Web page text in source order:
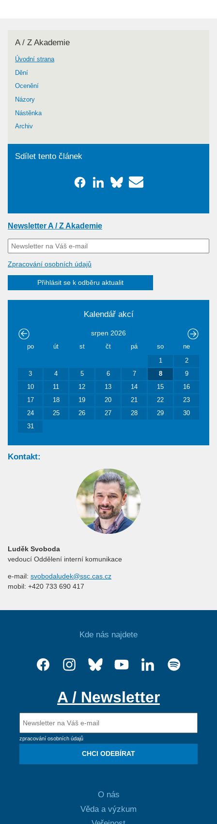
A / Z Akademie
Úvodní strana
Dění
Ocenění
Názory
Nástěnka
Archiv
Sdílet tento článek
Newsletter A / Z Akademie
Zpracování osobních údajů
Přihlásit se k odběru aktualit
Kalendář akcí
srpen 2026
po út st čt pá so ne
1
2
3
4 5 6 7 8
9
10
11 12 13 14 15
16
17
18 19 20 21 22
23
24
25 26 27 28 29
30
31
Kontakt:
Luděk Svoboda
vedoucí Oddělení interní komunikace
e-mail: svobodaludek@ssc.cas.cz
mobil: +420 733 690 417
Kde nás najdete
A / Newsletter
zpracování osobních údajů
CHCI ODEBÍRAT
O nás
Věda a výzkum